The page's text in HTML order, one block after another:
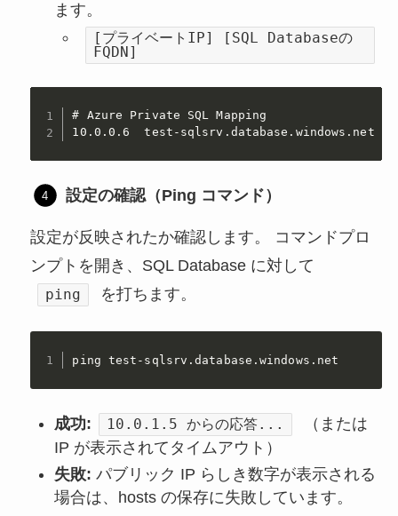
ます。
[プライベートIP] [SQL Databaseの
FQDN]
# Azure Private SQL Mapping
10.0.0.6  test-sqlsrv.database.windows.net
設定の確認（Ping コマンド）
設定が反映されたか確認します。 コマンドプロ
ンプトを開き、SQL Database に対して
ping を打ちます。
ping test-sqlsrv.database.windows.net
成功: 10.0.1.5 からの応答...
（または
IP が表示されてタイムアウト）
失敗: パブリック IP らしき数字が表示される
場合は、hosts の保存に失敗しています。